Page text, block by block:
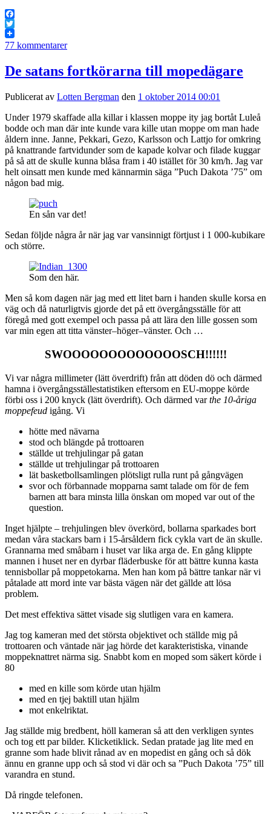
Facebook
Twitter
77 kommentarer
De satans fortkörarna till mopedägare
Publicerat av Lotten Bergman den 1 oktober 2014 00:01
Under 1979 skaffade alla killar i klassen moppe ity jag bortåt Luleå
bodde och man där inte kunde vara kille utan moppe om man hade
åldern inne. Janne, Pekkari, Gezo, Karlsson och Lattjo for omkring
på knattrande fartvidunder som de kapade kolvar och filade kuggar
på så att de skulle kunna blåsa fram i 40 istället för 30 km/h. Jag var
helt oinsatt men kunde med kännarmin säga ”Puch Dakota ’75” om
någon bad mig.
En sån var det!
Sedan följde några år när jag var vansinnigt förtjust i 1 000-kubikare
och större.
Som den här.
Men så kom dagen när jag med ett litet barn i handen skulle korsa en
väg och då naturligtvis gjorde det på ett övergångsställe för att
föregå med gott exempel och passa på att lära den lille gossen som
var min egen att titta vänster–höger–vänster. Och …
SWOOOOOOOOOOOOOSCH!!!!!!
Vi var några millimeter (lätt överdrift) från att döden dö och därmed
hamna i övergångsställestatistiken eftersom en EU-moppe körde
förbi oss i 200 knyck (lätt överdrift). Och därmed varthe 10-åriga
moppefeud igång. Vi
hötte med nävarna
stod och blängde på trottoaren
ställde ut trehjulingar på gatan
ställde ut trehjulingar på trottoaren
lät basketbollsamlingen plötsligt rulla runt på gångvägen
svor och förbannade mopparna samt talade om för de fem
barnen att bara minsta lilla önskan om moped var out of the
question.
Inget hjälpte – trehjulingen blev överkörd, bollarna sparkades bort
medan våra stackars barn i 15-årsåldern fick cykla vart de än skulle.
Grannarna med småbarn i huset var lika arga de. En gång klippte
mannen i huset ner en dyrbar fläderbuske för att bättre kunna kasta
tennisbollar på moppetokarna. Men han kom på bättre tankar när vi
påtalade att mord inte var bästa vägen när det gällde att lösa
problem.
Det mest effektiva sättet visade sig slutligen vara en kamera.
Jag tog kameran med det största objektivet och ställde mig på
trottoaren och väntade när jag hörde det karakteristiska, vinande
moppeknattret närma sig. Snabbt kom en moped som säkert körde i
80
med en kille som körde utan hjälm
med en tjej baktill utan hjälm
mot enkelriktat.
Jag ställde mig bredbent, höll kameran så att den verkligen syntes
och tog ett par bilder. Klicketiklick. Sedan pratade jag lite med en
granne som hade blivit rånad av en mopedist en gång och så dök
ännu en granne upp och så stod vi där och sa ”Puch Dakota ’75” till
varandra en stund.
Då ringde telefonen.